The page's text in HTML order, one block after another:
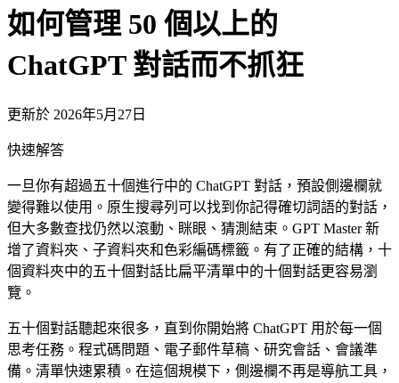
如何管理 50 個以上的
ChatGPT 對話而不抓狂
更新於 2026年5月27日
快速解答
一旦你有超過五十個進行中的 ChatGPT 對話，預設側邊欄就
變得難以使用。原生搜尋列可以找到你記得確切詞語的對話，
但大多數查找仍然以滾動、眯眼、猜測結束。GPT Master 新
增了資料夾、子資料夾和色彩編碼標籤。有了正確的結構，十
個資料夾中的五十個對話比扁平清單中的十個對話更容易瀏
覽。
五十個對話聽起來很多，直到你開始將 ChatGPT 用於每一個
思考任務。程式碼問題、電子郵件草稿、研究會話、會議準
備。清單快速累積。在這個規模下，側邊欄不再是導航工具，